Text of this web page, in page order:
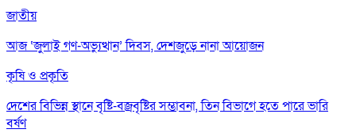
জাতীয়
আজ ‘জুলাই গণ-অভ্যুত্থান’ দিবস, দেশজুড়ে নানা আয়োজন
কৃষি ও প্রকৃতি
দেশের বিভিন্ন স্থানে বৃষ্টি-বজ্রবৃষ্টির সম্ভাবনা, তিন বিভাগে হতে পারে ভারি
বর্ষণ